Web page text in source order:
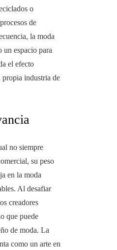
o
de
la moda
un espacio para
el efecto
propia industria de
no siempre
su peso
en la moda
Al desafiar
creadores
que puede
de moda. La
como un arte en